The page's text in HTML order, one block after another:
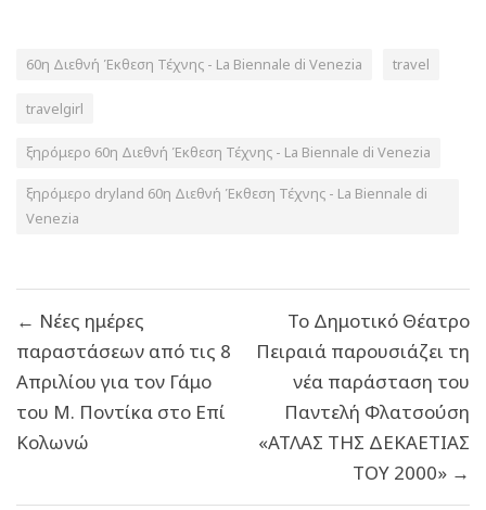
60η Διεθνή Έκθεση Τέχνης - La Biennale di Venezia travel
travelgirl
ξηρόμερο 60η Διεθνή Έκθεση Τέχνης - La Biennale di Venezia
ξηρόμερο dryland 60η Διεθνή Έκθεση Τέχνης - La Biennale di
Venezia
άρθρων
← Νέες ημέρες
παραστάσεων από τις 8
Απριλίου για τον Γάμο
του Μ. Ποντίκα στο Επί
Κολωνώ
Το Δημοτικό Θέατρο
Πειραιά παρουσιάζει τη
νέα παράσταση του
Παντελή Φλατσούση
«ΑΤΛΑΣ ΤΗΣ ΔΕΚΑΕΤΙΑΣ
ΤΟΥ 2000» →